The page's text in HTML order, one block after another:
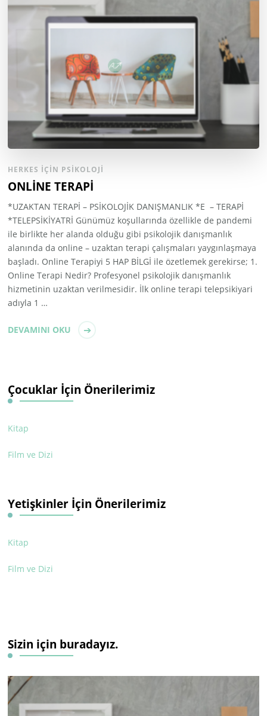
HERKES İÇIN PSIKOLOJI
ONLİNE TERAPİ
*UZAKTAN TERAPİ – PSİKOLOJİK DANIŞMANLIK *E – TERAPİ
*TELEPSİKİYATRİ Günümüz koşullarında özellikle de pandemi
ile birlikte her alanda olduğu gibi psikolojik danışmanlık
alanında da online – uzaktan terapi çalışmaları yaygınlaşmaya
başladı. Online Terapiyi 5 HAP BİLGİ ile özetlemek gerekirse; 1.
Online Terapi Nedir? Profesyonel psikolojik danışmanlık
hizmetinin uzaktan verilmesidir. İlk online terapi telepsikiyari
adıyla 1 …
DEVAMINI OKU
Çocuklar İçin Önerilerimiz
Kitap
Film ve Dizi
Yetişkinler İçin Önerilerimiz
Kitap
Film ve Dizi
Sizin için buradayız.